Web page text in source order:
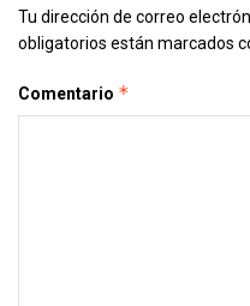
Tu dirección de correo
obligatorios están marcados
Comentario *